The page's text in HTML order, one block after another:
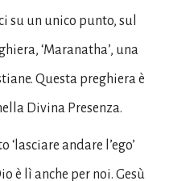
su un unico punto, sul
‘Maranatha’, una
Questa preghiera è
Divina Presenza.
andare l’ego’
è lì anche per noi. Gesù